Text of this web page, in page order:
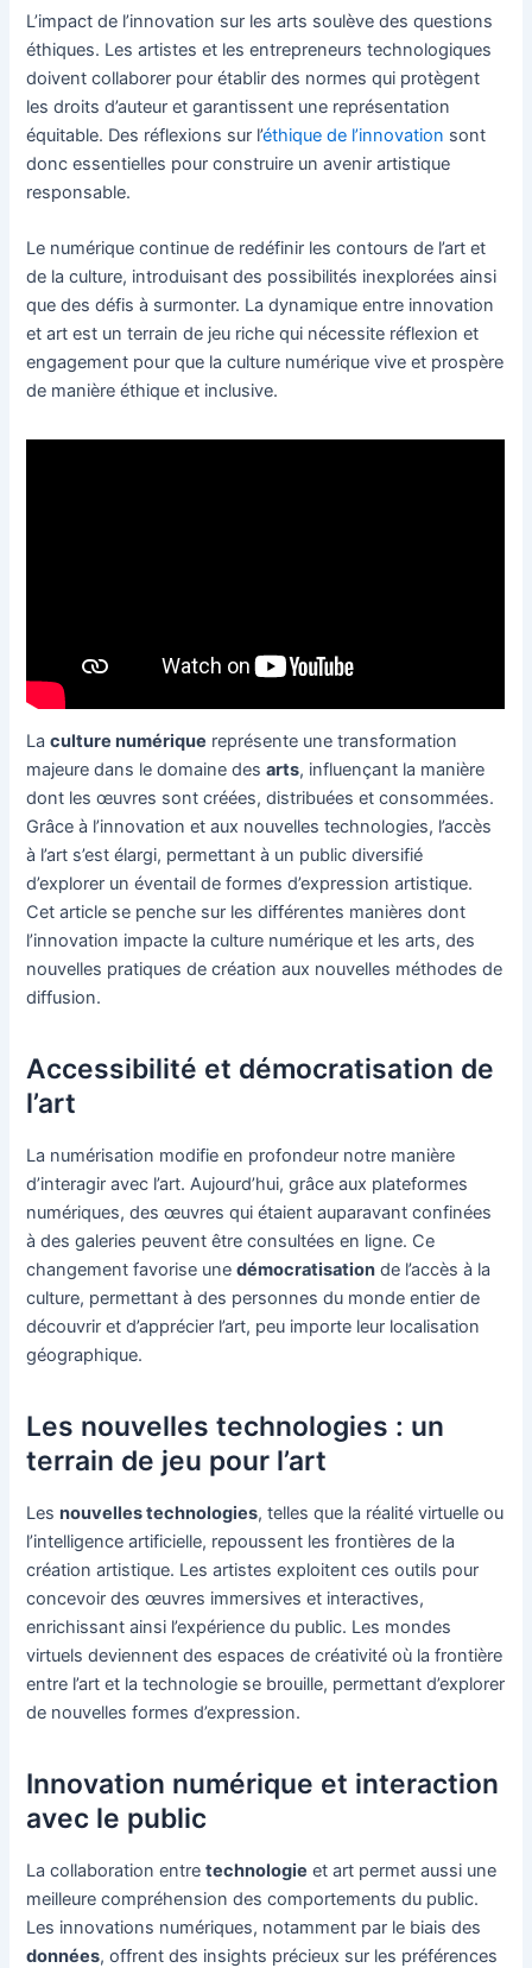
L’impact de l’innovation sur les arts soulève des questions
éthiques. Les artistes et les entrepreneurs technologiques
doivent collaborer pour établir des normes qui protègent
les droits d’auteur et garantissent une représentation
équitable. Des réflexions sur l’éthique de l’innovation sont
donc essentielles pour construire un avenir artistique
responsable.
Le numérique continue de redéfinir les contours de l’art et
de la culture, introduisant des possibilités inexplorées ainsi
que des défis à surmonter. La dynamique entre innovation
et art est un terrain de jeu riche qui nécessite réflexion et
engagement pour que la culture numérique vive et prospère
de manière éthique et inclusive.
Laculture numérique représente une transformation
majeure dans le domaine desarts, influençant la manière
dont les œuvres sont créées, distribuées et consommées.
Grâce à l’innovation et aux nouvelles technologies, l’accès
à l’art s’est élargi, permettant à un public diversifié
d’explorer un éventail de formes d’expression artistique.
Cet article se penche sur les différentes manières dont
l’innovation impacte la culture numérique et les arts, des
nouvelles pratiques de création aux nouvelles méthodes de
diffusion.
Accessibilité et démocratisation de
l’art
La numérisation modifie en profondeur notre manière
d’interagir avec l’art. Aujourd’hui, grâce aux plateformes
numériques, des œuvres qui étaient auparavant confinées
à des galeries peuvent être consultées en ligne. Ce
changement favorise unedémocratisation de l’accès à la
culture, permettant à des personnes du monde entier de
découvrir et d’apprécier l’art, peu importe leur localisation
géographique.
Les nouvelles technologies : un
terrain de jeu pour l’art
Lesnouvelles technologies, telles que la réalité virtuelle ou
l’intelligence artificielle, repoussent les frontières de la
création artistique. Les artistes exploitent ces outils pour
concevoir des œuvres immersives et interactives,
enrichissant ainsi l’expérience du public. Les mondes
virtuels deviennent des espaces de créativité où la frontière
entre l’art et la technologie se brouille, permettant d’explorer
de nouvelles formes d’expression.
Innovation numérique et interaction
avec le public
La collaboration entretechnologie et art permet aussi une
meilleure compréhension des comportements du public.
Les innovations numériques, notamment par le biais des
données, offrent des insights précieux sur les préférences